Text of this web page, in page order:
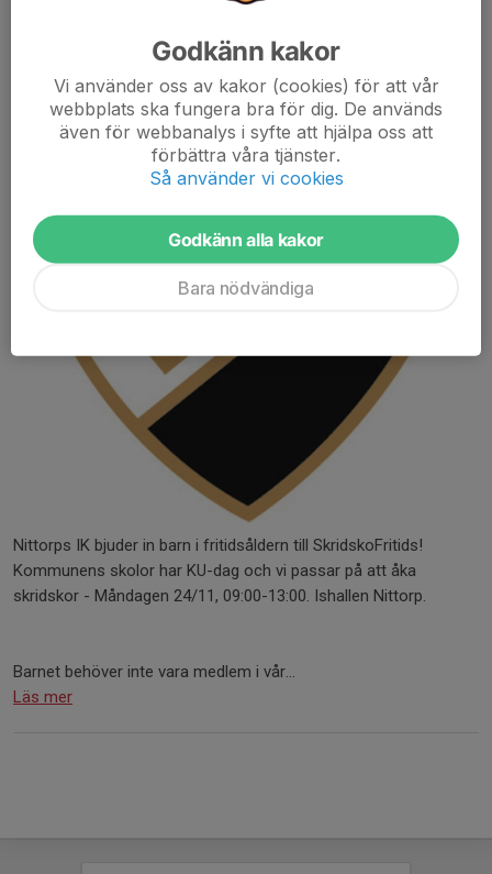
0 kommentarer
Nittorps IK bjuder in barn i fritidsåldern till SkridskoFritids!
Kommunens skolor har KU-dag och vi passar på att åka
skridskor - Måndagen 24/11, 09:00-13:00. Ishallen Nittorp.
Barnet behöver inte vara medlem i vår...
Läs mer
Godkänn kakor
Vi använder oss av kakor (cookies) för att vår
webbplats ska fungera bra för dig. De används
även för webbanalys i syfte att hjälpa oss att
förbättra våra tjänster.
Så använder vi cookies
Godkänn alla kakor
Bara nödvändiga